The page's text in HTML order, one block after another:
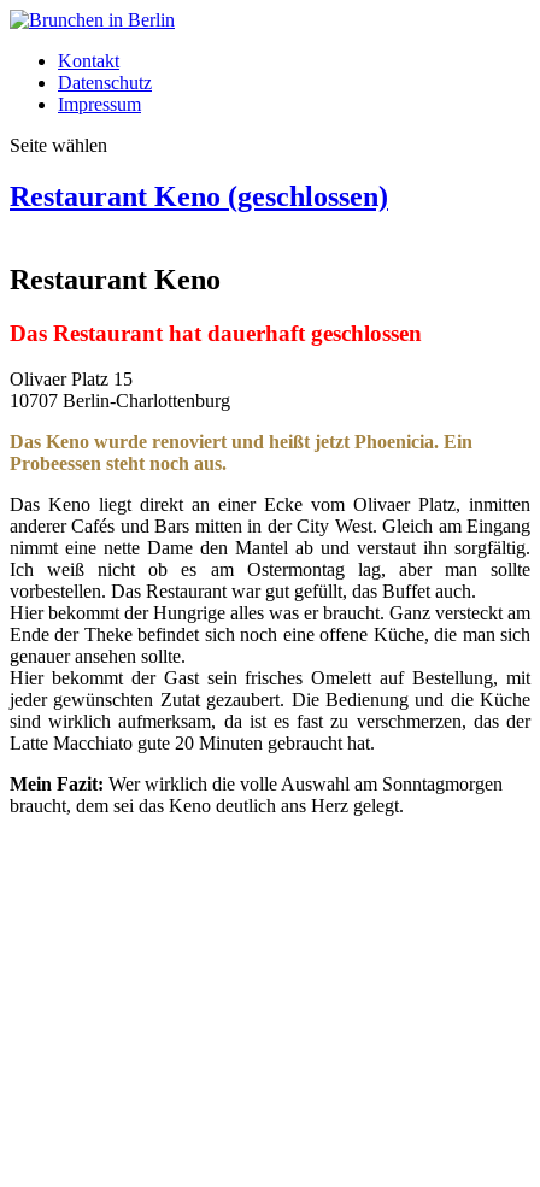
Kontakt
Datenschutz
Impressum
Seite wählen
Restaurant Keno (geschlossen)
Restaurant Keno
Das Restaurant hat dauerhaft geschlossen
Olivaer Platz 15
10707 Berlin-Charlottenburg
Das Keno wurde renoviert und heißt jetzt Phoenicia. Ein
Probeessen steht noch aus.
Das Keno liegt direkt an einer Ecke vom Olivaer Platz, inmitten
anderer Cafés und Bars mitten in der City West. Gleich am Eingang
nimmt eine nette Dame den Mantel ab und verstaut ihn sorgfältig.
Ich weiß nicht ob es am Ostermontag lag, aber man sollte
vorbestellen. Das Restaurant war gut gefüllt, das Buffet auch.
Hier bekommt der Hungrige alles was er braucht. Ganz versteckt am
Ende der Theke befindet sich noch eine offene Küche, die man sich
genauer ansehen sollte.
Hier bekommt der Gast sein frisches Omelett auf Bestellung, mit
jeder gewünschten Zutat gezaubert. Die Bedienung und die Küche
sind wirklich aufmerksam, da ist es fast zu verschmerzen, das der
Latte Macchiato gute 20 Minuten gebraucht hat.
Mein Fazit: Wer wirklich die volle Auswahl am Sonntagmorgen
braucht, dem sei das Keno deutlich ans Herz gelegt.